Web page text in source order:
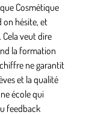
Cosmétique
on hésite, et
veut dire
la formation
ne garantit
et la qualité
école qui
feedback